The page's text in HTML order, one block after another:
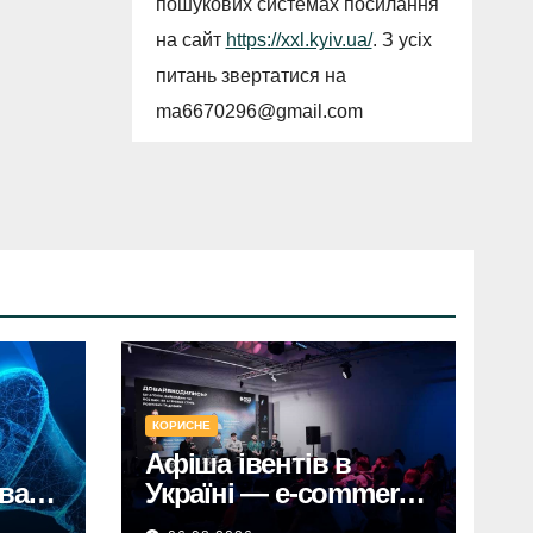
пошукових системах посилання
на сайт https://xxl.kyiv.ua/. З усіх
питань звертатися на
ma6670296@gmail.com
КОРИСНЕ
Афіша івентів в
Україні — e-commerce
конференції у Києві,